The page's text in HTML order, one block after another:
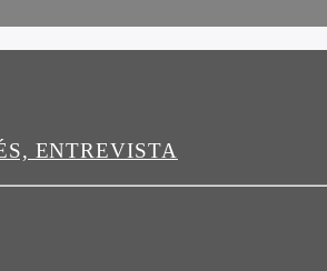
ENTREVISTA